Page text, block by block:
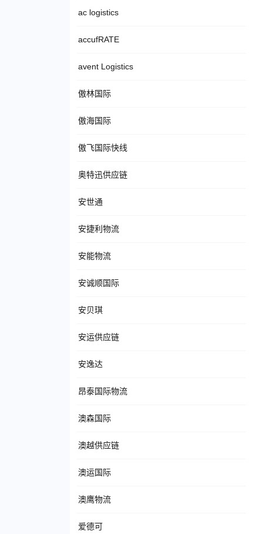
ac logistics
accufRATE
avent Logistics
傲林国际
傲海国际
傲飞国际快线
奥特迅供应链
安世通
安捷利物流
安能物流
安诚顺国际
安贝琪
安运供应链
安逸达
昂泰国际物流
澳森国际
澳越供应链
澳运国际
澳鹰物流
爱德可